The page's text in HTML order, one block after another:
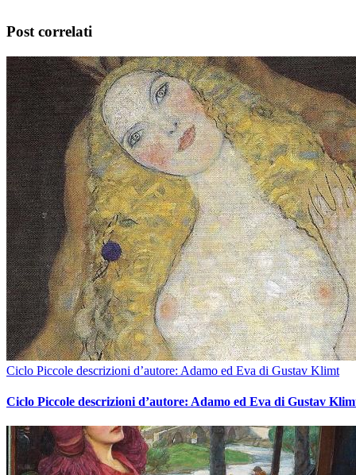
Post correlati
Ciclo Piccole descrizioni d’autore: Adamo ed Eva di Gustav Klimt
Ciclo Piccole descrizioni d’autore: Adamo ed Eva di Gustav